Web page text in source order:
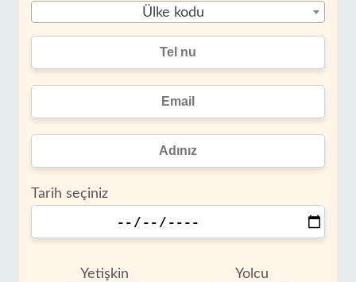
Ülke kodu
Tarih seçiniz
Yetişkin Yolcu